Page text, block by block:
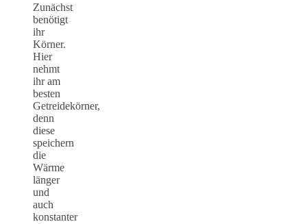
Zunächst
benötigt
ihr
Körner.
Hier
nehmt
ihr am
besten
Getreidekörner,
denn
diese
speichern
die
Wärme
länger
und
auch
konstanter